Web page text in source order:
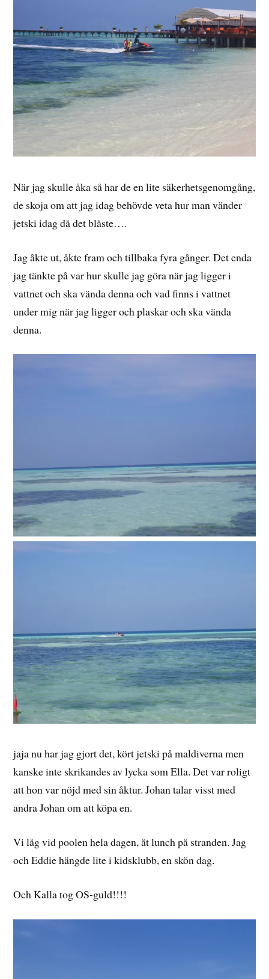
När jag skulle åka så har de en lite säkerhetsgenomgång,
de skoja om att jag idag behövde veta hur man vänder
jetski idag då det blåste….
Jag åkte ut, åkte fram och tillbaka fyra gånger. Det enda
jag tänkte på var hur skulle jag göra när jag ligger i
vattnet och ska vända denna och vad finns i vattnet
under mig när jag ligger och plaskar och ska vända
denna.
jaja nu har jag gjort det, kört jetski på maldiverna men
kanske inte skrikandes av lycka som Ella. Det var roligt
att hon var nöjd med sin åktur. Johan talar visst med
andra Johan om att köpa en.
Vi låg vid poolen hela dagen, åt lunch på stranden. Jag
och Eddie hängde lite i kidsklubb, en skön dag.
Och Kalla tog OS-guld!!!!